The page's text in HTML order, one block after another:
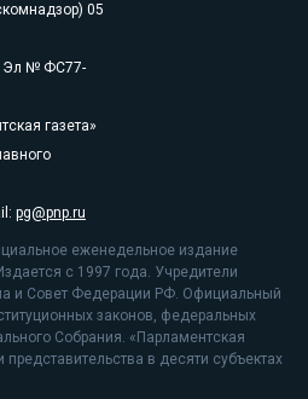
05
Эл № ФС77-
газета»
pg@pnp.ru
еженедельное издание
с 1997 года. Учредители
и Совет Федерации РФ. Официальный
законов, федеральных
Собрания. «Парламентская
представительства в десяти субъектах